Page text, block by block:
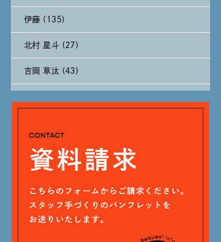
2024年8月 (11)
2024年7月 (11)
2024年6月 (12)
伊藤 (135)
北村 星斗 (27)
吉岡 草汰 (43)
戸田 好紀 (81)
木村 珠梨音 (101)
神定 龍杜 (13)